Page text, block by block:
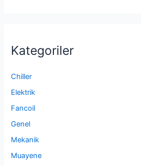
Kategoriler
Chiller
Elektrik
Fancoil
Genel
Mekanik
Muayene